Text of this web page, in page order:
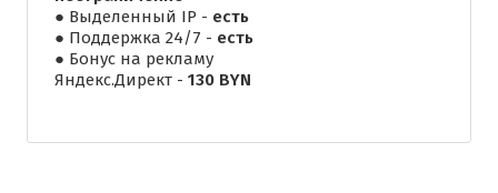
● Выделенный IP - есть
● Поддержка 24/7 - есть
● Бонус на рекламу
Яндекс.Директ - 130 BYN